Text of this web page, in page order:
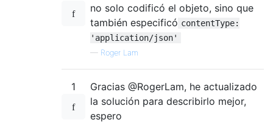
no solo codificó el objeto, sino que
también especificó contentType:
'application/json'
— Roger Lam
1
Gracias @RogerLam, he actualizado
la solución para describirlo mejor,
espero